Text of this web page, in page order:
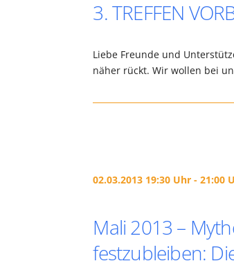
3. TREFFEN
Liebe Freunde und
näher rückt. Wir wollen bei
02.03.2013 19:30 Uhr - 21:00
Mali 2013 –
festzubleiben: